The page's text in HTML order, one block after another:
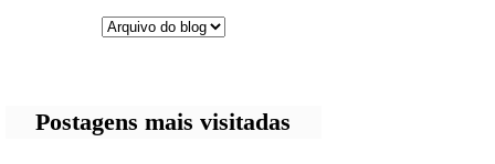
Postagens mais visitadas